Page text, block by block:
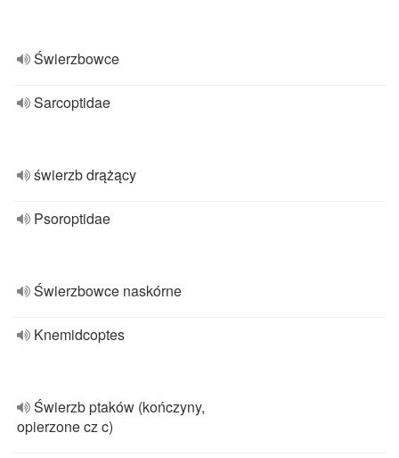
Świerzbowce
Sarcoptidae
świerzb drążący
Psoroptidae
Świerzbowce naskórne
Knemidcoptes
Świerzb ptaków (kończyny,
opierzone cz c)